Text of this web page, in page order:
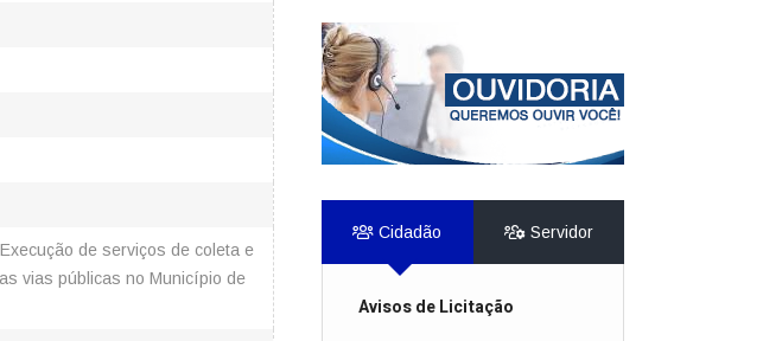
de serviços de coleta e
vias públicas no Município de
Cidadão Servidor
Avisos de Licitação